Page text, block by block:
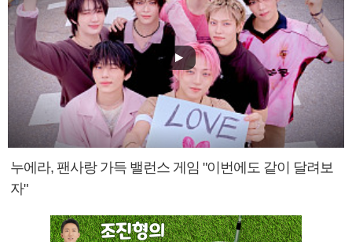
누에라, 팬사랑 가득 밸런스 게임 "이번에도 같이 달려보
자"